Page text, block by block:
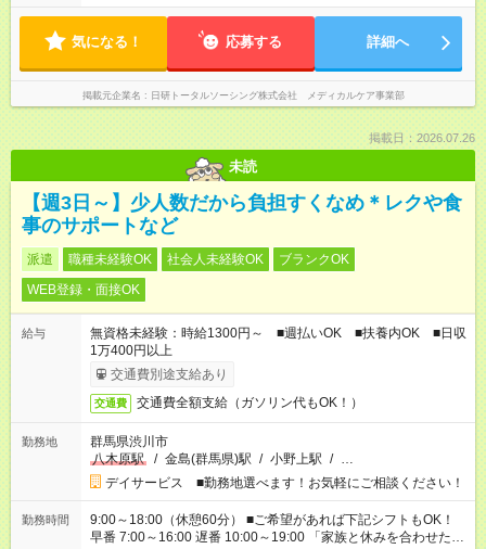
気になる！ 応募する 詳細へ
掲載元企業名 日研トータルソーシング株式会社 メディカルケア事業部
掲載日：2026.07.26
未読
【週3日～】少人数だから負担すくなめ＊レクや食
事のサポートなど
派遣 職種未経験OK 社会人未経験OK
ブランクOK
WEB登録・面接OK
給与
無資格未経験：時給1300円～ ■週払いOK ■扶養内OK ■日収
1万400円以上
交通費別途支給あり
交通費 交通費全額支給（ガソリン代もOK！）
勤務地
群馬県渋川市
八木原駅
/ 金島(群馬県)駅 / 小野上駅 / …
デイサービス ■勤務地選べます！お気軽にご相談ください！
勤務時間
9:00～18:00（休憩60分） ■ご希望があれば下記シフトもOK！
早番 7:00～16:00 遅番 10:00～19:00 「家族と休みを合わせた